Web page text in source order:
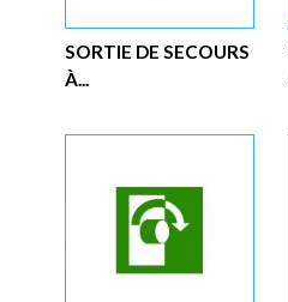
SORTIE DE SECOURS
À...